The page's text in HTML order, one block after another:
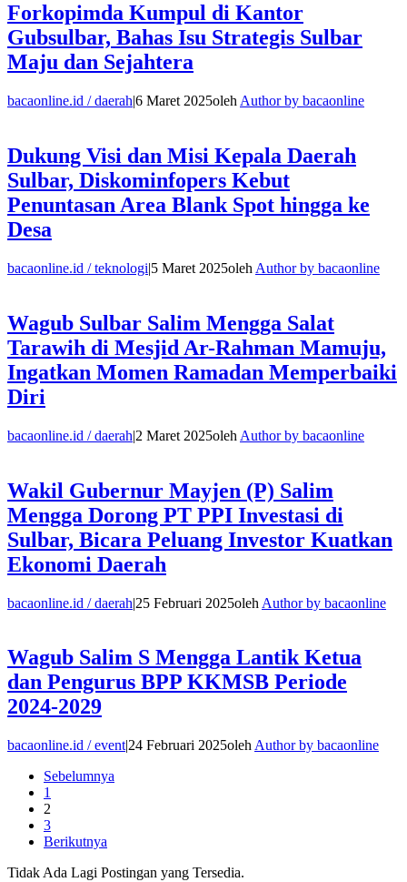
Forkopimda Kumpul di Kantor
Gubsulbar, Bahas Isu Strategis Sulbar
Maju dan Sejahtera
bacaonline.id / daerah|6 Maret 2025oleh Author by bacaonline
Dukung Visi dan Misi Kepala Daerah
Sulbar, Diskominfopers Kebut
Penuntasan Area Blank Spot hingga ke
Desa
bacaonline.id / teknologi|5 Maret 2025oleh Author by bacaonline
Wagub Sulbar Salim Mengga Salat
Tarawih di Mesjid Ar-Rahman Mamuju,
Ingatkan Momen Ramadan Memperbaiki
Diri
bacaonline.id / daerah|2 Maret 2025oleh Author by bacaonline
Wakil Gubernur Mayjen (P) Salim
Mengga Dorong PT PPI Investasi di
Sulbar, Bicara Peluang Investor Kuatkan
Ekonomi Daerah
bacaonline.id / daerah|25 Februari 2025oleh Author by bacaonline
Wagub Salim S Mengga Lantik Ketua
dan Pengurus BPP KKMSB Periode
2024-2029
bacaonline.id / event|24 Februari 2025oleh Author by bacaonline
Sebelumnya
1
2
3
Berikutnya
Tidak Ada Lagi Postingan yang Tersedia.